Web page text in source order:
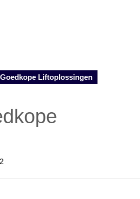
Liftoplossingen